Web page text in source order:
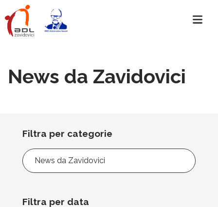
News da Zavidovici
Filtra per categorie
Filtra
per
categorie
Filtra per data